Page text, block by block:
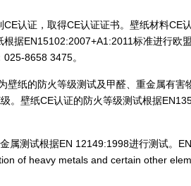
认证，取得CE认证证书。壁纸材料CE
据EN15102:2007+A1:2011标准进行欧
8658 3475。
壁纸的防火等级测试及甲醛、重金属有害
。壁纸CE认证的防火等级测试根据
属测试根据EN 12149:1998进行测试。
of heavy metals and certain other